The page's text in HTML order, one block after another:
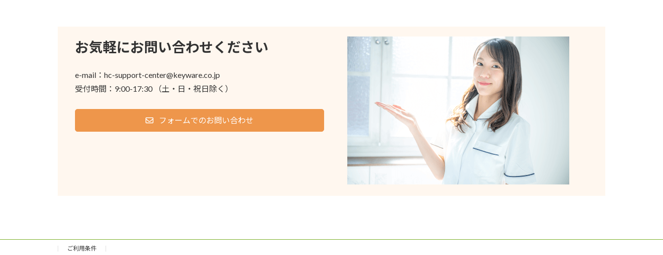
お気軽にお問い合わせください
e-mail：hc-support-center@keyware.co.jp
受付時間：9:00-17:30 （土・日・祝日除く）
フォームでのお問い合わせ
ご利用条件